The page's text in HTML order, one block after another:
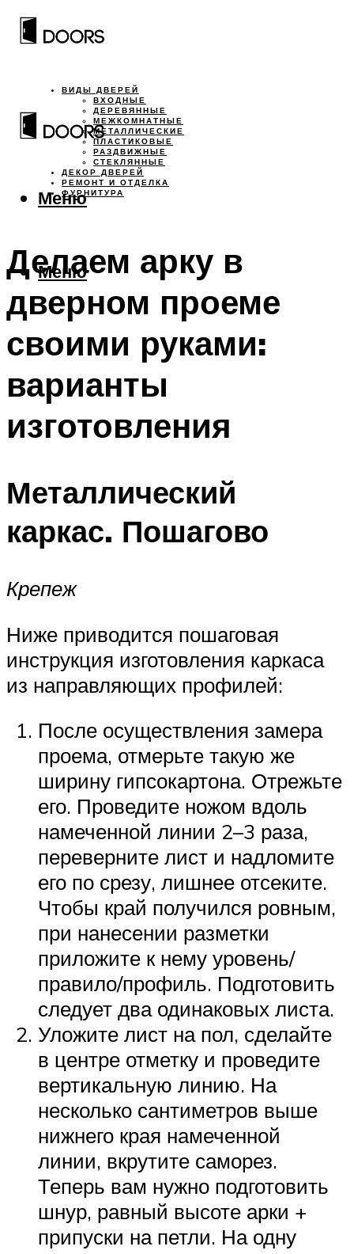
ВИДЫ ДВЕРЕЙ
ВХОДНЫЕ
ДЕРЕВЯННЫЕ
МЕЖКОМНАТНЫЕ
МЕТАЛЛИЧЕСКИЕ
ПЛАСТИКОВЫЕ
РАЗДВИЖНЫЕ
СТЕКЛЯННЫЕ
ДЕКОР ДВЕРЕЙ
РЕМОНТ И ОТДЕЛКА
ФУРНИТУРА
Меню
Меню
Делаем арку в
дверном проеме
своими руками:
варианты
изготовления
Металлический
каркас. Пошагово
Крепеж
Ниже приводится пошаговая
инструкция изготовления каркаса
из направляющих профилей:
После осуществления замера
проема, отмерьте такую же
ширину гипсокартона. Отрежьте
его. Проведите ножом вдоль
намеченной линии 2–3 раза,
переверните лист и надломите
его по срезу, лишнее отсеките.
Чтобы край получился ровным,
при нанесении разметки
приложите к нему уровень/
правило/профиль. Подготовить
следует два одинаковых листа.
Уложите лист на пол, сделайте
в центре отметку и проведите
вертикальную линию. На
несколько сантиметров выше
нижнего края намеченной
линии, вкрутите саморез.
Теперь вам нужно подготовить
шнур, равный высоте арки +
припуски на петли. На одну